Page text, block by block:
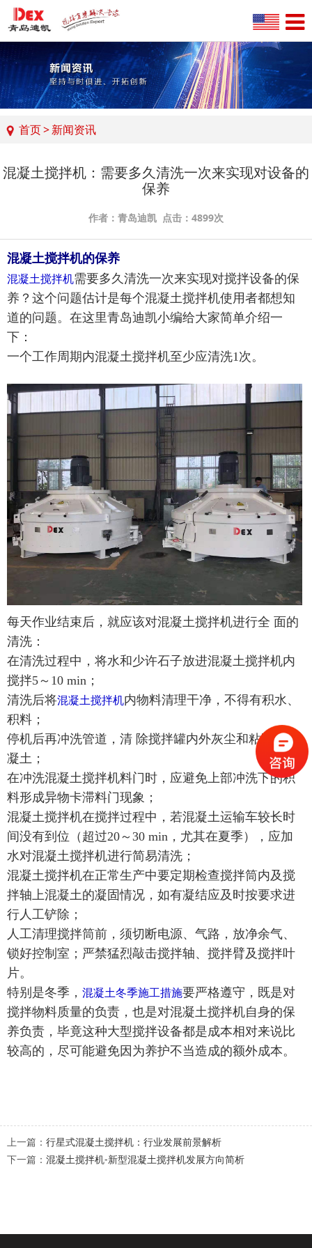
首页>新闻资讯
混凝土搅拌机：需要多久清洗一次来实现对设备的
保养
作者：青岛迪凯 点击：4899次
混凝土搅拌机的保养
混凝土搅拌机需要多久清洗一次来实现对搅拌设备的保
养？这个问题估计是每个混凝土搅拌机使用者都想知
道的问题。在这里青岛迪凯小编给大家简单介绍一
下：
一个工作周期内混凝土搅拌机至少应清洗1次。
每天作业结束后，就应该对混凝土搅拌机进行全 面的
清洗：
在清洗过程中，将水和少许石子放进混凝土搅拌机内
搅拌5～10 min；
清洗后将混凝土搅拌机内物料清理干净，不得有积水、
积料；
停机后再冲洗管道，清 除搅拌罐内外灰尘和粘附的混
凝土；
在冲洗混凝土搅拌机料门时，应避免上部冲洗下的积
料形成异物卡滞料门现象；
混凝土搅拌机在搅拌过程中，若混凝土运输车较长时
间没有到位（超过20～30 min，尤其在夏季），应加
水对混凝土搅拌机进行简易清洗；
混凝土搅拌机在正常生产中要定期检查搅拌筒内及搅
拌轴上混凝土的凝固情况，如有凝结应及时按要求进
行人工铲除；
人工清理搅拌筒前，须切断电源、气路，放净余气、
锁好控制室；严禁猛烈敲击搅拌轴、搅拌臂及搅拌叶
片。
特别是冬季， 混凝土冬季施工措施要严格遵守，既是对
搅拌物料质量的负责，也是对混凝土搅拌机自身的保
养负责，毕竟这种大型搅拌设备都是成本相对来说比
较高的，尽可能避免因为养护不当造成的额外成本。
上一篇： 行星式混凝土搅拌机：行业发展前景解析
下一篇： 混凝土搅拌机-新型混凝土搅拌机发展方向简析